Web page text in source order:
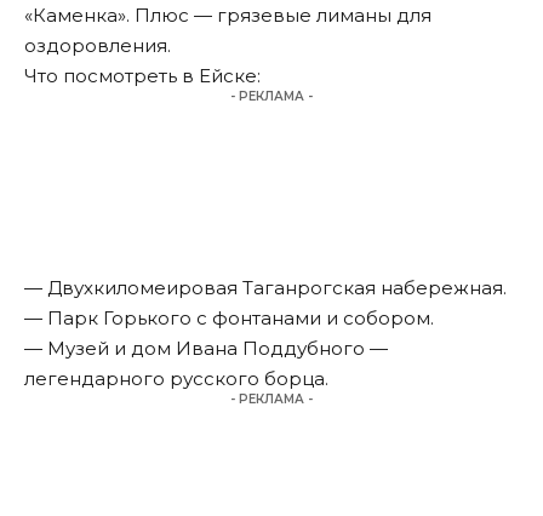
«Каменка». Плюс — грязевые лиманы для
оздоровления.
Что посмотреть в Ейске:
- РЕКЛАМА -
— Двухкиломеировая Таганрогская набережная.
— Парк Горького с фонтанами и собором.
— Музей и дом Ивана Поддубного —
легендарного русского борца.
- РЕКЛАМА -